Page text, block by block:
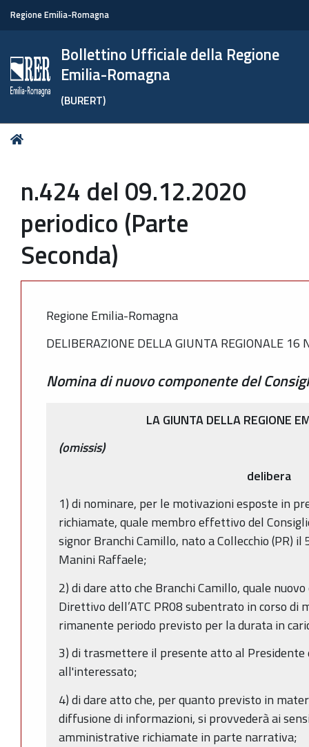
Regione Emilia-Romagna
Bollettino Ufficiale della Regione
Emilia-Romagna
(BURERT)
Tu
n.424 del 09.12.2020
periodico (Parte
Seconda)
Regione Emilia-Romagna
DELIBERAZIONE DELLA GIUNTA REGIONALE
Nomina di nuovo componente del
LA GIUNTA DELLA REGIONE
(omissis)
delibera
1) di nominare, per le motivazioni esposte in
richiamate, quale membro effettivo del
signor Branchi Camillo, nato a Collecchio (PR)
Manini Raffaele;
2) di dare atto che Branchi Camillo, quale
Direttivo dell’ATC PR08 subentrato in corso di
rimanente periodo previsto per la durata in
3) di trasmettere il presente atto al Presidente
all'interessato;
4) di dare atto che, per quanto previsto in
diffusione di informazioni, si provvederà ai
amministrative richiamate in parte narrativa;